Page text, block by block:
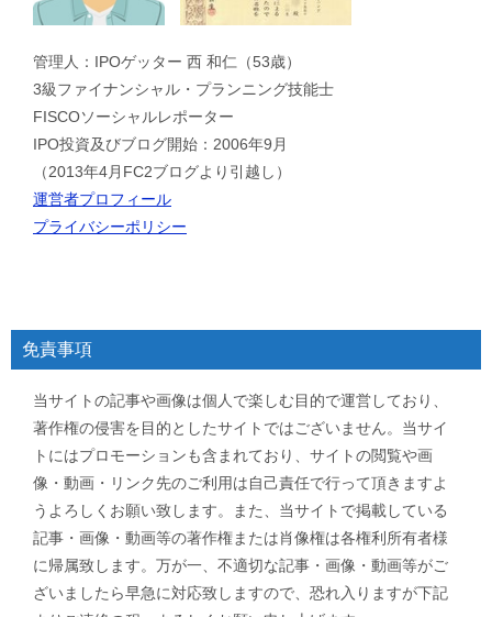
管理人：IPOゲッター 西 和仁（53歳）
3級ファイナンシャル・プランニング技能士
FISCOソーシャルレポーター
IPO投資及びブログ開始：2006年9月
（2013年4月FC2ブログより引越し）
運営者プロフィール
プライバシーポリシー
免責事項
当サイトの記事や画像は個人で楽しむ目的で運営しており、
著作権の侵害を目的としたサイトではございません。当サイ
トにはプロモーションも含まれており、サイトの閲覧や画
像・動画・リンク先のご利用は自己責任で行って頂きますよ
うよろしくお願い致します。また、当サイトで掲載している
記事・画像・動画等の著作権または肖像権は各権利所有者様
に帰属致します。万が一、不適切な記事・画像・動画等がご
ざいましたら早急に対応致しますので、恐れ入りますが下記